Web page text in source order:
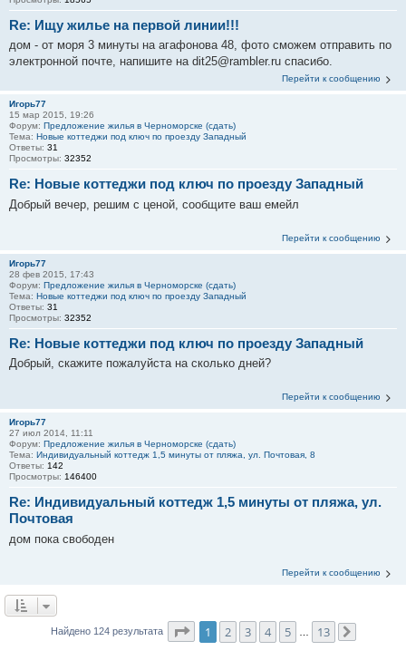
Re: Ищу жилье на первой линии!!!
дом - от моря 3 минуты на агафонова 48, фото сможем отправить по
электронной почте, напишите на dit25@rambler.ru спасибо.
Перейти к сообщению
Игорь77
15 мар 2015, 19:26
Форум: Предложение жилья в Черноморске (сдать)
Тема: Новые коттеджи под ключ по проезду Западный
Ответы: 31
Просмотры: 32352
Re: Новые коттеджи под ключ по проезду Западный
Добрый вечер, решим с ценой, сообщите ваш емейл
Перейти к сообщению
Игорь77
28 фев 2015, 17:43
Форум: Предложение жилья в Черноморске (сдать)
Тема: Новые коттеджи под ключ по проезду Западный
Ответы: 31
Просмотры: 32352
Re: Новые коттеджи под ключ по проезду Западный
Добрый, скажите пожалуйста на сколько дней?
Перейти к сообщению
Игорь77
27 июл 2014, 11:11
Форум: Предложение жилья в Черноморске (сдать)
Тема: Индивидуальный коттедж 1,5 минуты от пляжа, ул. Почтовая, 8
Ответы: 142
Просмотры: 146400
Re: Индивидуальный коттедж 1,5 минуты от пляжа, ул.
Почтовая
дом пока свободен
Перейти к сообщению
Найдено 124 результата Страница1 из
1 2 3 4 5 13